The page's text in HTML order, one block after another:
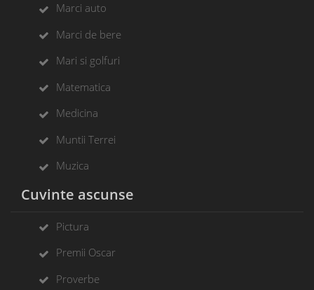
Marci auto
Marci de bere
Mari si golfuri
Matematica
Medicina
Muntii Terrei
Muzica
Cuvinte ascunse
Pictura
Premii Oscar
Proverbe